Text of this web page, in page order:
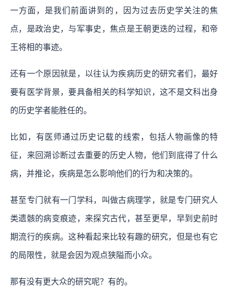
一方面，是我们前面讲到的，因为过去历史学关注的焦
点，是政治史，与军事史，焦点是王朝更迭的过程，和帝
王将相的事迹。
还有一个原因就是，以往认为疾病历史的研究者们，最好
要有医学背景，要具备相关的科学知识，这不是文科出身
的历史学者能胜任的。
比如，有医师通过历史记载的线索，包括人物画像的特
征，来回溯诊断过去重要的历史人物，他们到底得了什么
病，并推论，疾病是怎么影响他们的行为和决策的。
甚至专门就有一门学科，叫做古病理学，就是专门研究人
类遗骸的病变痕迹，来探究古代，甚至更早，早到史前时
期流行的疾病。这种看起来比较有趣的研究，但是也有它
的局限性，就是会因为观点狭隘而小众。
那有没有更大众的研究呢？有的。